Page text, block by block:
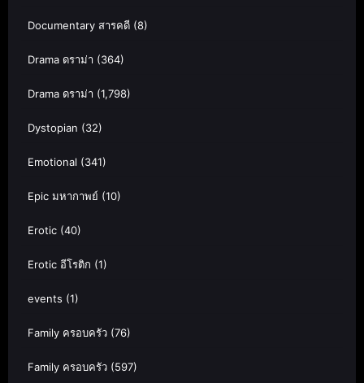
Documentary สารคดี (8)
Drama ดราม่า (364)
Drama ดราม่า (1,798)
Dystopian (32)
Emotional (341)
Epic มหากาพย์ (10)
Erotic (40)
Erotic อีโรติก (1)
events (1)
Family ครอบครัว (76)
Family ครอบครัว (597)